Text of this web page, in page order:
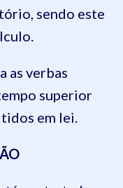
sendo este
as verbas
superior
em lei.